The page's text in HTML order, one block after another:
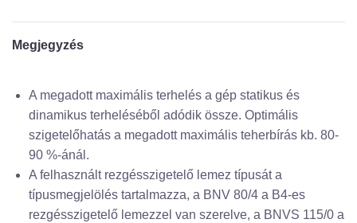
Megjegyzés
A megadott maximális terhelés a gép statikus és
dinamikus terheléséből adódik össze. Optimális
szigetelőhatás a megadott maximális teherbírás kb. 80-
90 %-ánál.
A felhasznált rezgésszigetelő lemez típusát a
típusmegjelölés tartalmazza, a BNV 80/4 a B4-es
rezgésszigetelő lemezzel van szerelve, a BNVS 115/0 a